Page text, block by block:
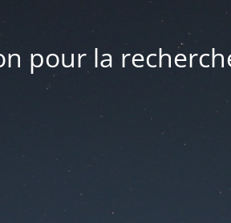
pour la